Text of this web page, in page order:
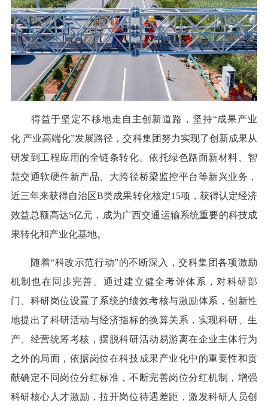
得益于坚定不移地走自主创新道路，坚持“成果产业
化 产业高端化”发展路径，交科集团努力实现了创新成果从
研发到工程应用的全链条转化。依托绿色路面新材料、智
慧交通软硬件新产品、大跨径桥梁监控平台等新兴业务，
近三年来获得自治区B类成果转化核定15项，获得认定经济
效益总额高达5亿元，成为广西交通运输系统重要的科技成
果转化和产业化基地。
随着“科改示范行动”的不断深入，交科集团各项激励
机制也在同步完善。通过建立健全考评体系，对科研部
门、科研岗位设置了系统的绩效考核与激励体系，创新性
地提出了科研活动与经济指标的换算关系，实现科研、生
产、经营统筹考核，摆脱科研活动易游离在企业主体行为
之外的局面，依据岗位在科技成果产业化中的重要性和贡
献确定不同岗位分红标准，不断完善岗位分红机制，增强
科研核心人才激励，拉开岗位待遇差距，激发科研人员创